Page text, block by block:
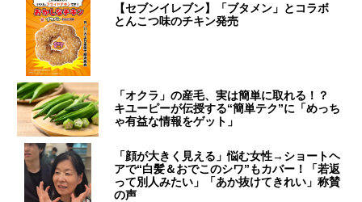
【セブンイレブン】「ブタメン」とコラボ
とんこつ味のチキン発売
「オクラ」の産毛、実は簡単に取れる！？
キユーピーが伝授する“簡単テク”に「めっち
ゃ有益な情報をゲット」
「顔が大きく見える」悩む女性→ショートヘ
アで“白髪＆おでこのシワ”もカバー！「若返
って別人みたい」「あか抜けてきれい」称賛
の声